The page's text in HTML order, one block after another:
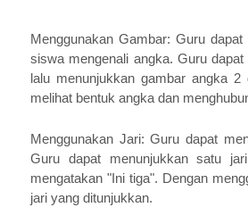
Menggunakan Gambar: Guru
siswa mengenali angka. Guru
lalu menunjukkan gambar angka
melihat bentuk angka dan
Menggunakan Jari: Guru dapat
Guru dapat menunjukkan satu
mengatakan "Ini tiga". Dengan
jari yang ditunjukkan.